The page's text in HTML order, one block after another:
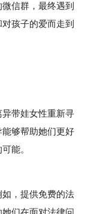
信群，最终遇到
孩子的爱而走到
带娃女性重新寻
够帮助她们更好
能。
，提供免费的法
们在面对法律问